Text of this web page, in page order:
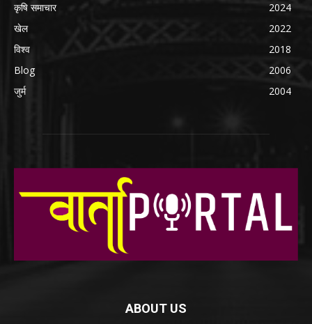
कृषि समाचार
2024
खेल
2022
विश्व
2018
Blog
2006
जुर्म
2004
ABOUT US